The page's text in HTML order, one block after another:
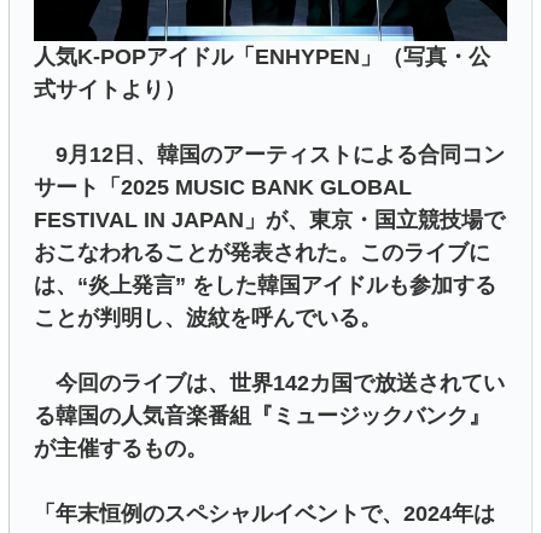
人気K-POPアイドル「ENHYPEN」（写真・公
式サイトより）
9月12日、韓国のアーティストによる合同コン
サート「2025 MUSIC BANK GLOBAL
FESTIVAL IN JAPAN」が、東京・国立競技場で
おこなわれることが発表された。このライブに
は、“炎上発言” をした韓国アイドルも参加する
ことが判明し、波紋を呼んでいる。
今回のライブは、世界142カ国で放送されてい
る韓国の人気音楽番組『ミュージックバンク』
が主催するもの。
「年末恒例のスペシャルイベントで、2024年は